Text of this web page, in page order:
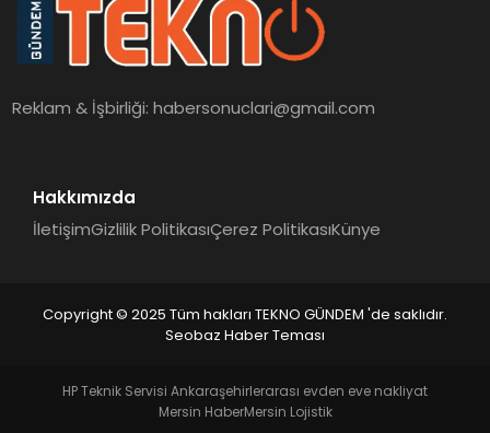
Reklam & İşbirliği:habersonuclari@gmail.com
Hakkımızda
İletişimGizlilik PolitikasıÇerez PolitikasıKünye
Copyright © 2025 Tüm hakları TEKNO GÜNDEM 'de saklıdır.
Seobaz Haber Teması
HP Teknik Servisi Ankaraşehirlerarası evden eve nakliyat
Mersin HaberMersin Lojistik